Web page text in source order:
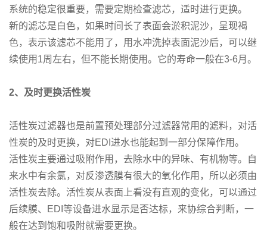
系统的稳定很重要，需要定期检查滤芯，适时进行更换。
新的滤芯是白色，如果时间长了表面会淤积泥沙，呈现褐
色，表示该滤芯不能用了，用水冲洗掉表面泥沙后，可以继
续使用1周左右，但不能长期使用。它的寿命一般在3-6月。
2、及时更换活性炭
活性炭过滤器也是前置预处理部分过滤器常用的滤料，对活
性炭的及时更换，对EDI进水也能起到一部分保障作用。
活性炭主要通过吸附作用，去除水中的异味、有机物等。自
来水中有余氯，对反渗透膜有很大的氧化作用，所以必须由
活性炭去除。活性炭从表面上看没有直观的变化，可以通过
后续膜、EDI等设备进水显示是否达标，来协综合判断，一
般在达到饱和吸附就需要更换。